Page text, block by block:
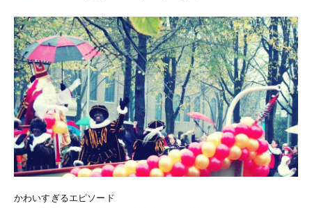
かわいすぎるエピソード